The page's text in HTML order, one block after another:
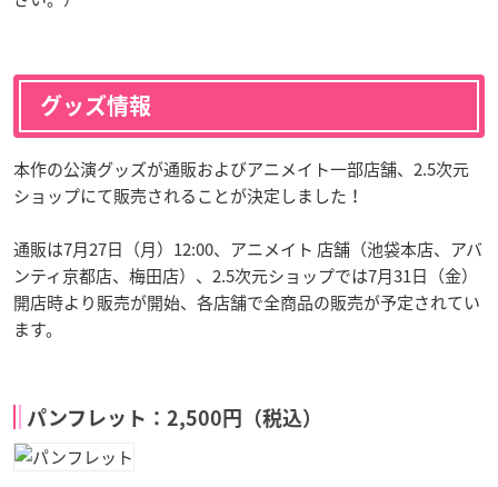
グッズ情報
本作の公演グッズが通販およびアニメイト一部店舗、2.5次元
ショップにて販売されることが決定しました！
通販は7月27日（月）12:00、アニメイト 店舗（池袋本店、アバ
ンティ京都店、梅田店）、2.5次元ショップでは7月31日（金）
開店時より販売が開始、各店舗で全商品の販売が予定されてい
ます。
パンフレット：2,500円（税込）